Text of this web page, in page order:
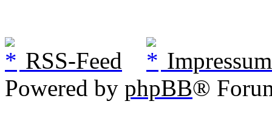
RSS-Feed
Impressum
Powered by phpBB®